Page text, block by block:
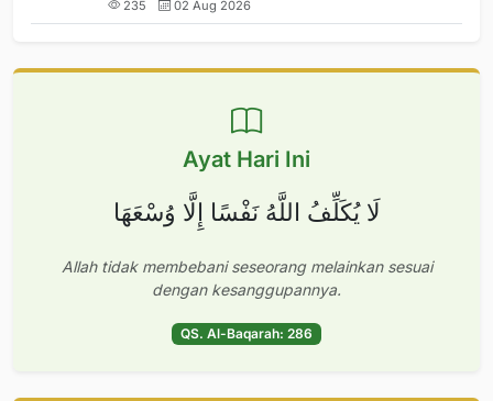
235 02 Aug 2026
Ayat Hari Ini
لَا يُكَلِّفُ اللَّهُ نَفْسًا إِلَّا وُسْعَهَا
Allah tidak membebani seseorang melainkan sesuai
dengan kesanggupannya.
QS. Al-Baqarah: 286